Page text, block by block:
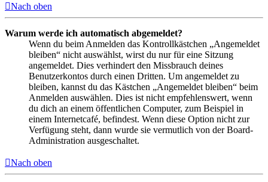
Nach oben
Warum werde ich automatisch abgemeldet?
Wenn du beim Anmelden das Kontrollkästchen „Angemeldet
bleiben“ nicht auswählst, wirst du nur für eine Sitzung
angemeldet. Dies verhindert den Missbrauch deines
Benutzerkontos durch einen Dritten. Um angemeldet zu
bleiben, kannst du das Kästchen „Angemeldet bleiben“ beim
Anmelden auswählen. Dies ist nicht empfehlenswert, wenn
du dich an einem öffentlichen Computer, zum Beispiel in
einem Internetcafé, befindest. Wenn diese Option nicht zur
Verfügung steht, dann wurde sie vermutlich von der Board-
Administration ausgeschaltet.
Nach oben